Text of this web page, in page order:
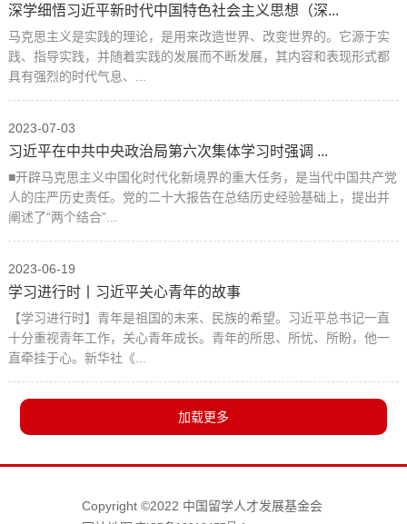
深学细悟习近平新时代中国特色社会主义思想（深...
马克思主义是实践的理论，是用来改造世界、改变世界的。它源于实
践、指导实践，并随着实践的发展而不断发展，其内容和表现形式都
具有强烈的时代气息、...
2023-07-03
习近平在中共中央政治局第六次集体学习时强调 ...
■开辟马克思主义中国化时代化新境界的重大任务，是当代中国共产党
人的庄严历史责任。党的二十大报告在总结历史经验基础上，提出并
阐述了“两个结合”...
2023-06-19
学习进行时丨习近平关心青年的故事
【学习进行时】青年是祖国的未来、民族的希望。习近平总书记一直
十分重视青年工作，关心青年成长。青年的所思、所忧、所盼，他一
直牵挂于心。新华社《...
Copyright ©2022 中国留学人才发展基金会